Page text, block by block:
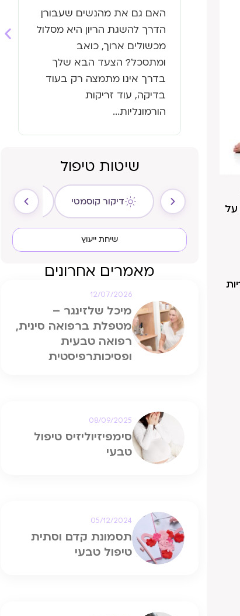
מאובחנות על
האם גם את מהנשים שעבורן
הדרך להשגת הריון היא מסלול
מכשולים ארוך, כואב
ומתסכל? הצעד הבא שלך
בדרך אינו מתמצה רק בעוד
בדיקה, עוד זריקות
הורמונליות...
שיטות טיפול
דיקור קוסמטי ריקול
שיחת ייעוץ
מאמרים אחרונים
מיכל שלזינגר –
מטפלת ברפואה סינית,
רפואה טבעית
ופסיכותרפיסטית
12/07/2026
סימפיזיוליזיס טיפול
טבעי
08/09/2025
תסמונת קדם וסתית
טיפול טבעי
05/12/2024